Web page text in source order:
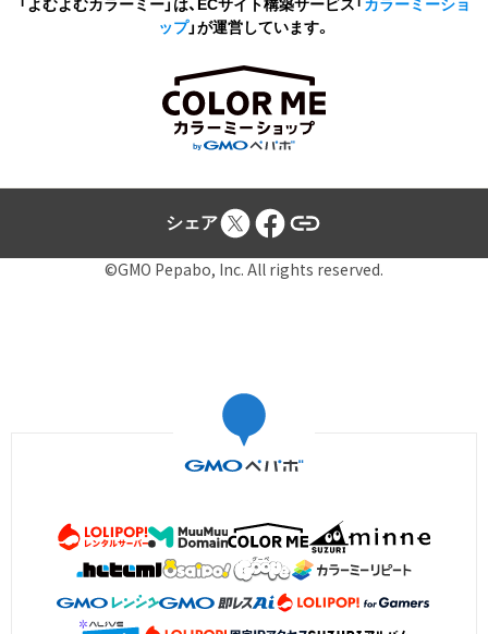
「よむよむカラーミー」は、ECサイト構築サービス「カラーミーショ
ップ」が運営しています。
シェア
©GMO Pepabo, Inc. All rights reserved.